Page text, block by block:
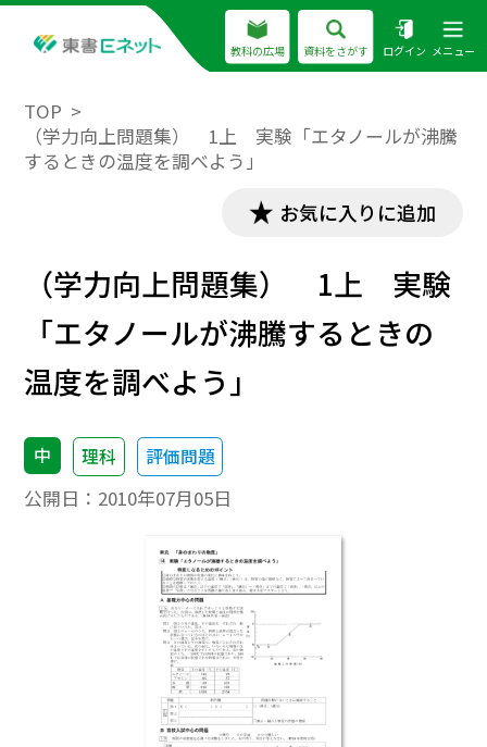
教科の広場 資料をさがす ログイン メニュー
TOP
（学力向上問題集） 1上 実験「エタノールが沸騰
するときの温度を調べよう」
お気に入りに追加
（学力向上問題集） 1上 実験
「エタノールが沸騰するときの
温度を調べよう」
中 理科 評価問題
公開日： 2010年07月05日